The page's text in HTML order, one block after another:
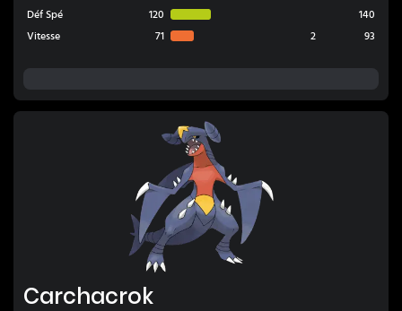
Déf Spé
120
140
Vitesse
71 2 93
Carchacrok